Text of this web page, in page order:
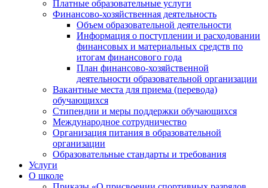
Платные образовательные услуги
Финансово-хозяйственная деятельность
Объем образовательной деятельности
Информация о поступлении и расходовании
финансовых и материальных средств по
итогам финансового года
План финансово-хозяйственной
деятельности образовательной организации
Вакантные места для приема (перевода)
обучающихся
Стипендии и меры поддержки обучающихся
Международное сотрудничество
Организация питания в образовательной
организации
Образовательные стандарты и требования
Услуги
О школе